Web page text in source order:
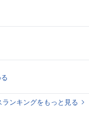
ンキングをもっと見る